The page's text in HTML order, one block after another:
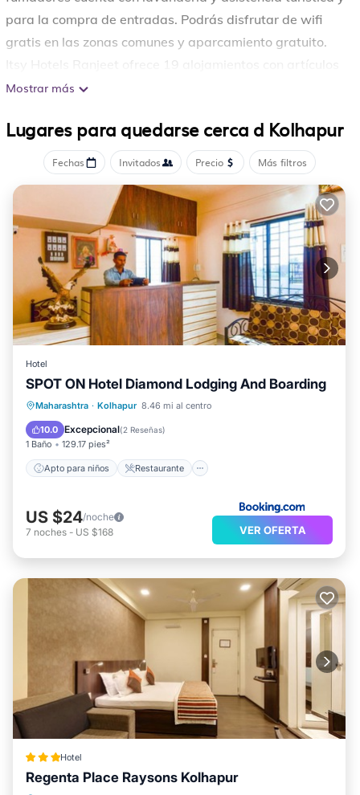
para la compra de entradas. Podrás disfrutar de wifi
gratis en las zonas comunes y aparcamiento gratuito.
Itsy Hotels Ranjeet ofrece 19 alojamientos con artículos
de higiene personal gratuitos y ventilador de techo. Se
con canales por cable. Se ofrece servicio de limpieza
todos los días y es posible solicitar tabla de planchar
con plancha.
Mostrar más
Lugares para quedarse cerca d Kolhapur
Fechas Invitados Precio Más filtros
Hotel
SPOT ON Hotel Diamond Lodging And Boarding
Maharashtra · Kolhapur 8.46 mi al centro
10.0 Excepcional(2 Reseñas)
1 Baño 129.17 pies²
Apto para niños Restaurante
Apto para niños
Restaurante
Seguridad/Protección
Servicios para huéspedes
US $24/noche
7 noches - US $168 VER OFERTA
Hotel
Regenta Place Raysons Kolhapur